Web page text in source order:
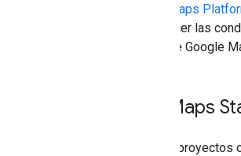
uso de los servicios de Google Maps
cambiar con el tiempo. Para conocer las
aplican a ti, consulta tu Acuerdo de Google
Ajustes de la API de Maps
Estos ajustes se aplican a (a) los